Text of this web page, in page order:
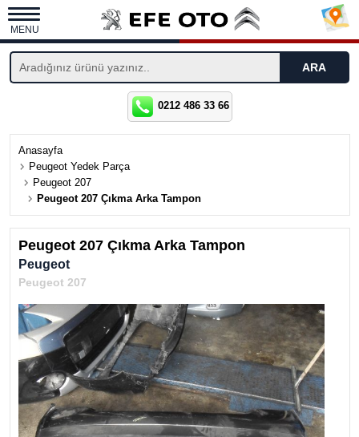
MENU
0212 486 33 66
Anasayfa
Peugeot Yedek Parça
Peugeot 207
Peugeot 207 Çıkma Arka Tampon
Peugeot 207 Çıkma Arka Tampon
Peugeot
Peugeot 207